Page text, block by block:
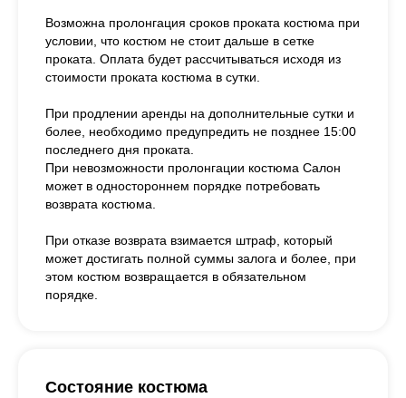
Возможна пролонгация сроков проката костюма при
условии, что костюм не стоит дальше в сетке
проката. Оплата будет рассчитываться исходя из
стоимости проката костюма в сутки.
При продлении аренды на дополнительные сутки и
более, необходимо предупредить не позднее 15:00
последнего дня проката.
При невозможности пролонгации костюма Салон
может в одностороннем порядке потребовать
возврата костюма.
При отказе возврата взимается штраф, который
может достигать полной суммы залога и более, при
этом костюм возвращается в обязательном
порядке.
Состояние костюма